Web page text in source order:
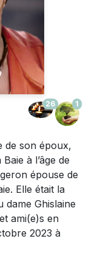
26 1
de son époux,
à l’âge de
épouse de
Elle était la
Ghislaine
ami(e)s en
2023 à